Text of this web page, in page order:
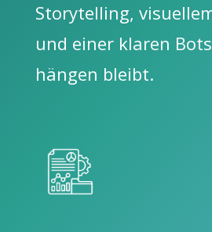
Storytelling,
und einer klaren
hängen bleibt.